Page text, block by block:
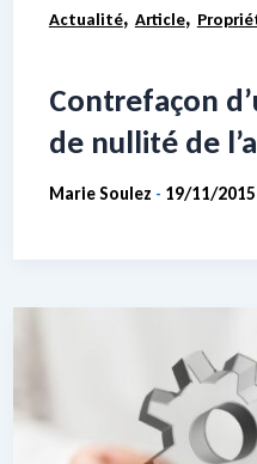
Actualité, Article,
Contrefaçon
de nullité de
Marie Soulez - 19/11/2015